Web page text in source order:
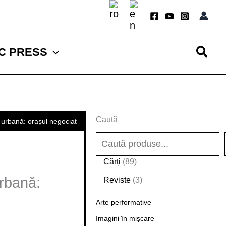
PRESS
orașul negociat Caută
Cărți 898
d
r
Reviste 33
r
o
Arte performative
Imagini în mișcare